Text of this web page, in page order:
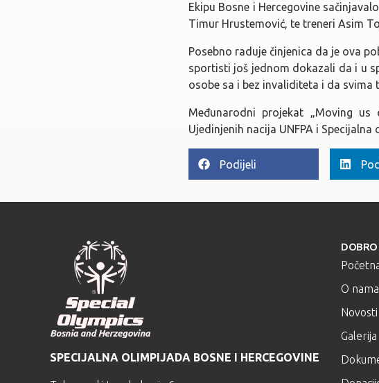
Ekipu Bosne i Hercegovine
Timur Hrustemović, te treneri Asim
Posebno raduje činjenica da je ova
sportisti još jednom dokazali da i u
osobe sa i bez invaliditeta i da svima
Međunarodni projekat „Moving
Ujedinjenih nacija UNFPA i
Podijeli
SPECIJALNA OLIMPIJADA BOSNE I HERCEGOVINE
DOBRO
O nama
Novosti
Galerija